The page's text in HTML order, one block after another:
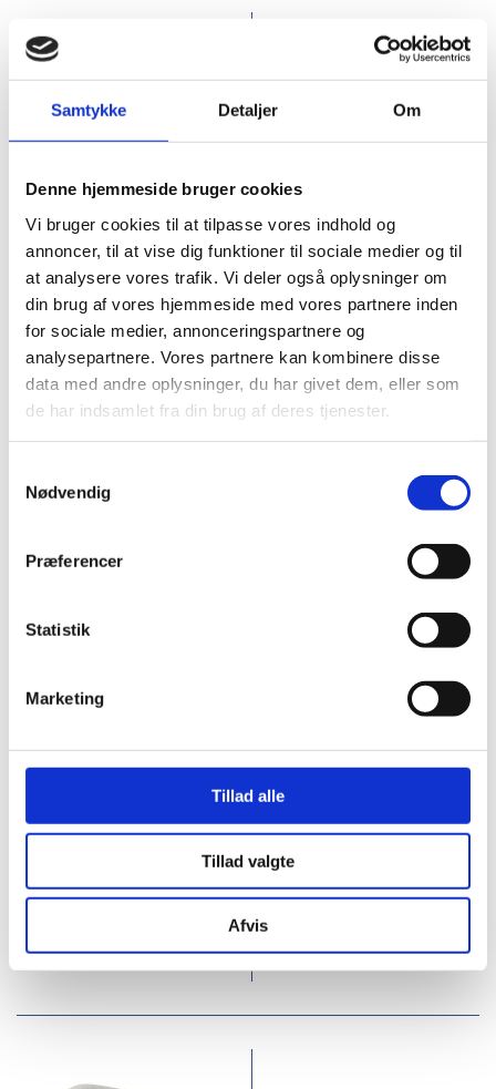
Samtykke Detaljer Om
Denne hjemmeside bruger cookies
Vi bruger cookies til at tilpasse vores indhold og
annoncer, til at vise dig funktioner til sociale medier og til
at analysere vores trafik. Vi deler også oplysninger om
din brug af vores hjemmeside med vores partnere inden
for sociale medier, annonceringspartnere og
analysepartnere. Vores partnere kan kombinere disse
data med andre oplysninger, du har givet dem, eller som
de har indsamlet fra din brug af deres tjenester.
Nødvendig
Præferencer
Statistik
Marketing
Tillad alle
Tillad valgte
Afvis
PFC-120629
Journey GRS RPET
bæltetaske
From DKK 23.00
DKK 28.75 inc. VAT
PFC-119757
Munich check-in-
venligt rejsesæt
From DKK 23.00
PFC-130054
Byron genvundet
DKK 32.00
DKK 40.00 inc. VAT
Request this product
PFC-113221
Quimet bambus
skærebræt
From
DKK 50.00 inc. VAT
Request this product